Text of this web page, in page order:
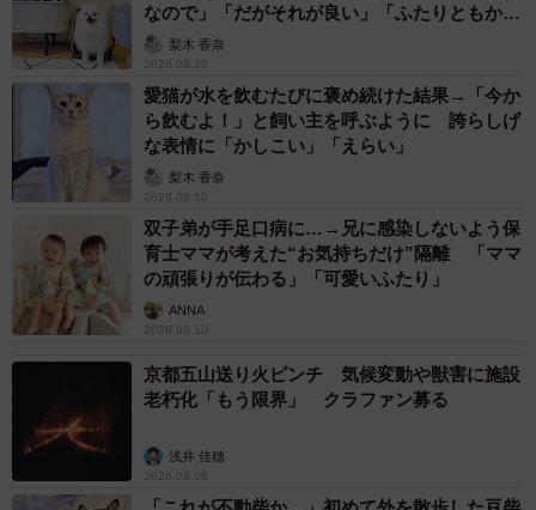
なので」「だがそれが良い」「ふたりともかわ
いいね」
梨木 香奈
2026.08.10
愛猫が水を飲むたびに褒め続けた結果→「今か
ら飲むよ！」と飼い主を呼ぶように 誇らしげ
な表情に「かしこい」「えらい」
梨木 香奈
2026.08.10
双子弟が手足口病に…→兄に感染しないよう保
育士ママが考えた“お気持ちだけ”隔離 「ママ
の頑張りが伝わる」「可愛いふたり」
ANNA
2026.08.10
京都五山送り火ピンチ 気候変動や獣害に施設
老朽化「もう限界」 クラファン募る
浅井 佳穂
2026.08.09